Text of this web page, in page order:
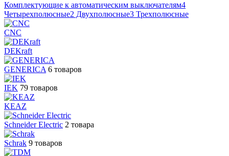
Комплектующие к автоматическим выключателям4
Четырехполюсные2 Двухполюсные3 Трехполюсные
CNC
DEKraft
GENERICA 6 товаров
IEK 79 товаров
KEAZ
Schneider Electric 2 товара
Sсhrak 9 товаров